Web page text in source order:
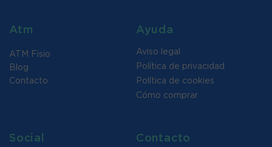
Atm
ATM Fisio
Blog
Contacto
Ayuda
Aviso legal
Política de privacidad
Política de cookies
Cómo comprar
Social Contacto